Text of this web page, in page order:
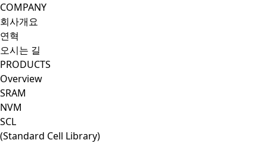
COMPANY
회사개요
연혁
오시는 길
PRODUCTS
Overview
SRAM
NVM
SCL
(Standard Cell Library)